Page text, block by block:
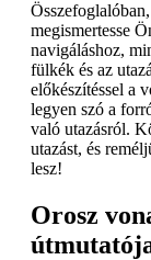
megismertesse
navigáláshoz,
fülkék és az
előkészítéssel a
legyen szó a
való utazásról.
utazást, és
lesz!
Orosz